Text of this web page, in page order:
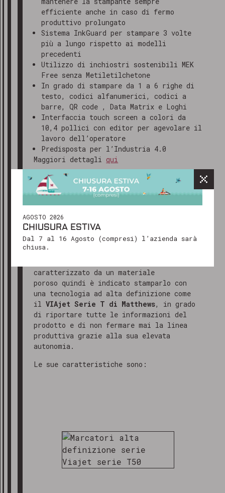
AGOSTO 2026
CHIUSURA ESTIVA
Dal 7 al 16 Agosto (compresi) l’azienda sarà
chiusa.
efficiente anche in caso di fermo
produttivo prolungato
Sistema InkGuard per stampare 3 volte
più a lungo rispetto ai modelli
precedenti
Utilizzo di inchiostri sostenibili MEK
Free senza Metiletilchetone
In grado di stampare da 1 a 6 righe di
testo, codici alfanumerici, codici a
barre, QR code , Data Matrix e Loghi
Interfaccia touch screen a colori da
10,4 pollici con editor per agevolare il
lavoro dell’operatore
Predisposta per l’Industria 4.0
Maggiori dettagli qui
cartone con cui le scatole di
gelato vengono gestite nel sistema
logistico.
caratterizzato da un materiale
poroso quindi è indicato stamparlo con
una tecnologia ad alta definizione come
ilVIAjet Serie T di Matthews, in grado
di riportare tutte le informazioni del
prodotto e di non fermare mai la linea
produttiva grazie alla sua elevata
autonomia.
Le sue caratteristiche sono:
GRAZIE PER AVERCI CONTATTATO
Gentile cliente,
abbiamo ricevuto il tuo messaggio e
il nostro team ti risponderà al più
presto, solitamente entro 24-48 ore
Ti ringraziamo per il tuo interesse e
restiamo a tua disposizione!
Cordiali saluti
Il team di Marking Products